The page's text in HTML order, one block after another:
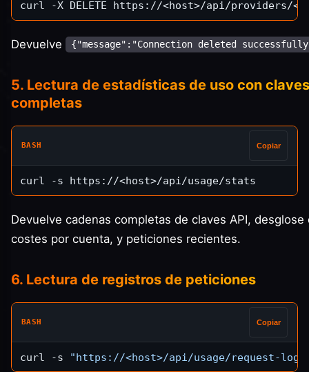
Devuelve {"message":"Connection deleted
5. Lectura de estadísticas de uso con
completas
BASH Copiar
Devuelve cadenas completas de claves API,
costes por cuenta, y peticiones recientes.
6. Lectura de registros de peticiones
BASH Copiar
curl -s "https://<host>/api/usage/request-